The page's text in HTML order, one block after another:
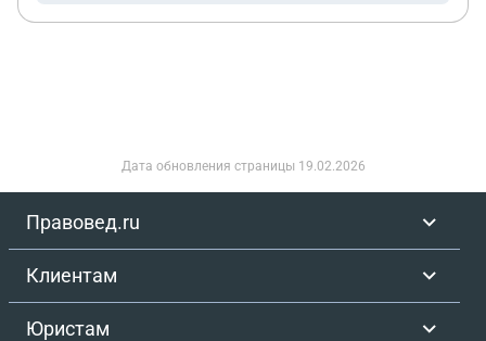
строительстве действительно я допустил ошибку
перенести это дело по месту жительства? Как
Дата обновления страницы 19.02.2026
Правовед.ru
Клиентам
Юристам